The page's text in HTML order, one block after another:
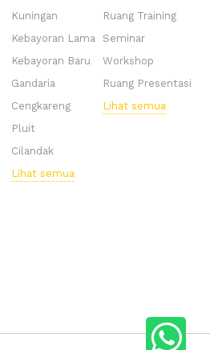
Kuningan
Kebayoran Lama
Kebayoran Baru
Gandaria
Cengkareng
Pluit
Cilandak
Lihat semua
Ruang Training
Seminar
Workshop
Ruang Presentasi
Lihat semua